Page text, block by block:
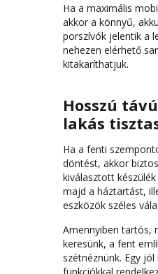
Ha a maximális
akkor a könnyű,
porszívók jelentik a
nehezen elérhető
kitakaríthatjuk.
Hosszú
lakás
Ha a fenti
döntést, akkor
kiválasztott
majd a háztartást,
eszközök széles
Amennyiben tartós,
keresünk, a fent
szétnéznünk. Egy